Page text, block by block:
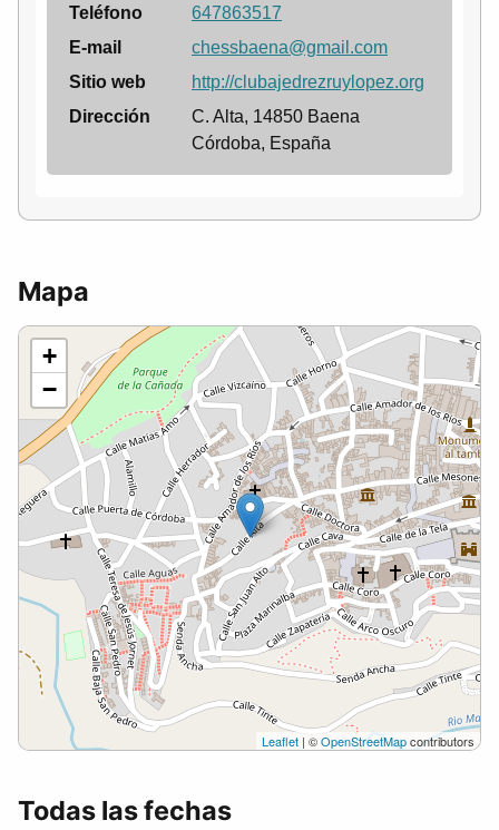
Teléfono
647863517
E-mail
chessbaena@gmail.com
Sitio web
http://clubajedrezruylopez.org
Dirección
C. Alta, 14850 Baena
Córdoba, España
Mapa
+
−
Leaflet | ©OpenStreetMapcontributors
Todas las fechas